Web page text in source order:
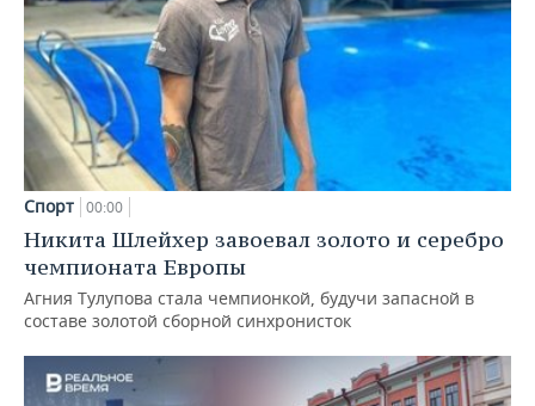
Спорт 00:00
Никита Шлейхер завоевал золото и серебро
чемпионата Европы
Агния Тулупова стала чемпионкой, будучи запасной в
составе золотой сборной синхронисток